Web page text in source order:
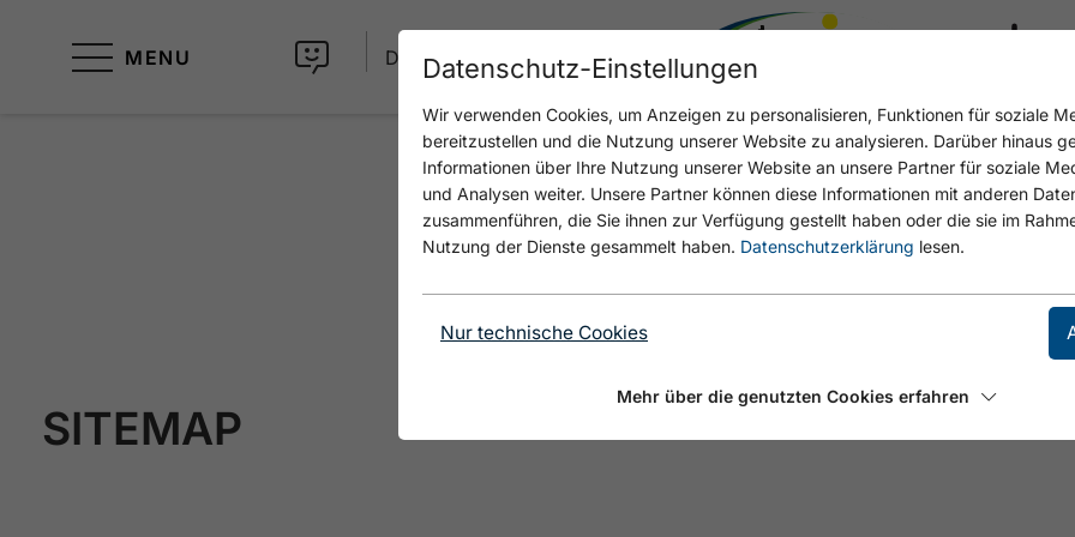
MENU DE
404 - SEITE NICHT
SITEMAP
Datenschutz-Einstellungen
Wir verwenden Cookies, um Anzeigen zu personalisieren, Funktionen für soziale
bereitzustellen und die Nutzung unserer Website zu analysieren. Darüber hinaus
Informationen über Ihre Nutzung unserer Website an unsere Partner für soziale
und Analysen weiter. Unsere Partner können diese Informationen mit anderen
zusammenführen, die Sie ihnen zur Verfügung gestellt haben oder die sie im
Nutzung der Dienste gesammelt haben. Datenschutzerklärung lesen.
Nur technische Cookies
Mehr über die genutzten Cookies erfahren